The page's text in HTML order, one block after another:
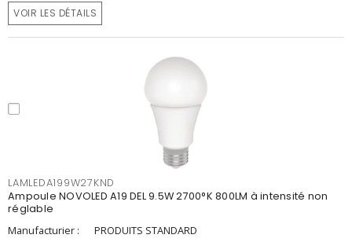
VOIR LES DÉTAILS
LAMLEDA199W27KND
Ampoule NOVOLED A19 DEL 9.5W 2700°K 800LM à intensité non
réglable
Manufacturier :
PRODUITS STANDARD